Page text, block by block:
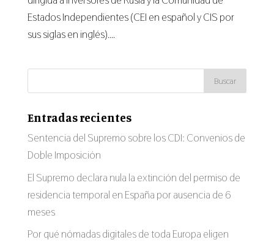
Estados Independientes (CEI en español y CIS por
sus siglas en inglés)....
Entradas recientes
Sentencia del Supremo sobre los CDI: Convenios de
Doble Imposición
El Supremo declara nula la extinción del permiso de
residencia temporal en España por ausencia de 6
meses
Por qué nómadas digitales de toda Europa eligen